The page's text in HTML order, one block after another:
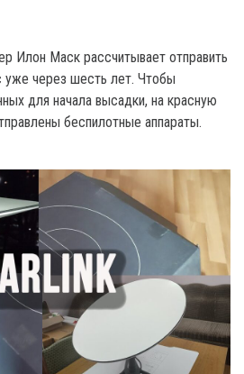
Илон Маск рассчитывает отправить
через шесть лет. Чтобы
для начала высадки, на красную
беспилотные аппараты.